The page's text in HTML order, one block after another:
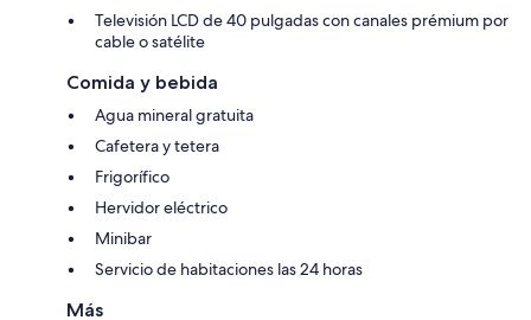
Televisión LCD de 40 pulgadas con canales prémium por
cable o satélite
Comida y bebida
Agua mineral gratuita
Cafetera y tetera
Frigorífico
Hervidor eléctrico
Minibar
Servicio de habitaciones las 24 horas
Más